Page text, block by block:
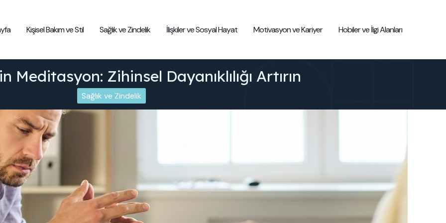
Kişisel Bakım ve Stil Sağlık ve Zindelik İlişkiler ve Sosyal Hayat Motivasyon ve Kariyer Hobiler ve İlgi Alanları
Meditasyon: Zihinsel Dayanıklılığı Artırın
Sağlık ve Zindelik